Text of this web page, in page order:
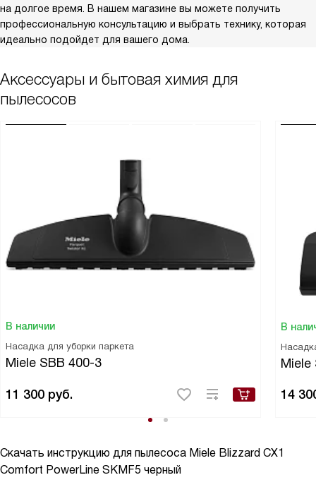
на долгое время. В нашем магазине вы можете получить
профессиональную консультацию и выбрать технику, которая
идеально подойдет для вашего дома.
Аксессуары и бытовая химия для
пылесосов
В наличии
Насадка для уборки паркета
Miele SBB 400-3
11 300 руб.
В
Miele
14
Скачать инструкцию для пылесоса Miele Blizzard CX1
Comfort PowerLine SKMF5 черный